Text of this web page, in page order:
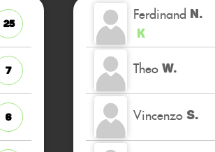
25
7
6
Ferdinand N.
K
Theo W.
Vincenzo S.